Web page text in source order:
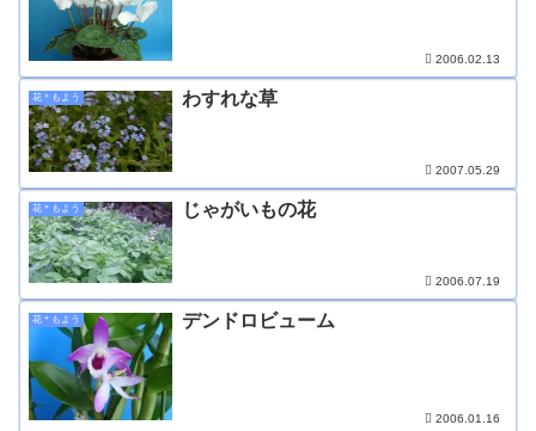
2006.02.13
花＊もよう わすれな草
2007.05.29
花＊もよう じゃがいもの花
2006.07.19
花＊もよう デンドロビューム
2006.01.16